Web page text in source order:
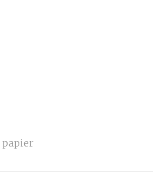
papier